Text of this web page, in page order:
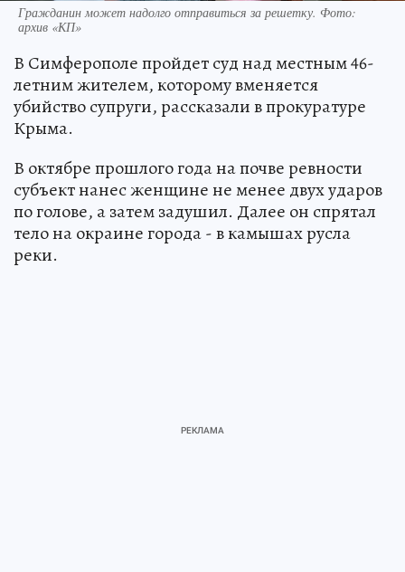
Гражданин может надолго отправиться за решетку. Фото:
архив «КП»
В Симферополе пройдет суд над местным 46-
летним жителем, которому вменяется
убийство супруги, рассказали в прокуратуре
Крыма.
В октябре прошлого года на почве ревности
субъект нанес женщине не менее двух ударов
по голове, а затем задушил. Далее он спрятал
тело на окраине города - в камышах русла
реки.